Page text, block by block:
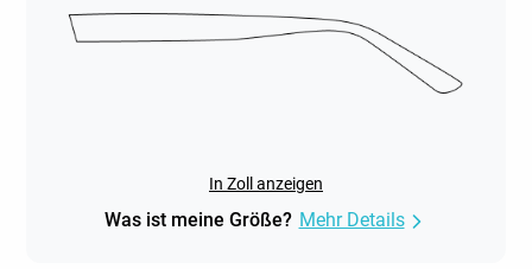
In Zoll anzeigen
Was ist meine Größe? Mehr Details